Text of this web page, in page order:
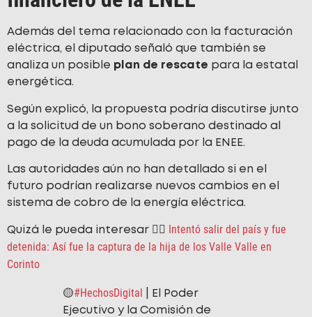
Además del tema relacionado con la facturación
eléctrica, el diputado señaló que también se
analiza un posible plan de rescate para la estatal
energética.
Según explicó, la propuesta podría discutirse junto
a la solicitud de un bono soberano destinado al
pago de la deuda acumulada por la ENEE.
Las autoridades aún no han detallado si en el
futuro podrían realizarse nuevos cambios en el
sistema de cobro de la energía eléctrica.
Quizá le pueda interesar 👉🏻
Intentó salir del país y fue
detenida: Así fue la captura de la hija de los Valle Valle en
Corinto
🟡#HechosDigital
| El Poder
Ejecutivo y la Comisión de